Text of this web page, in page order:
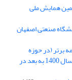
همایش ملی
صنعتی اصفهان
برتر (در حوزه
علوم و مهندسی آب و فاضلاب) ویژه دانش آموختگان سال 1400 به بعد در